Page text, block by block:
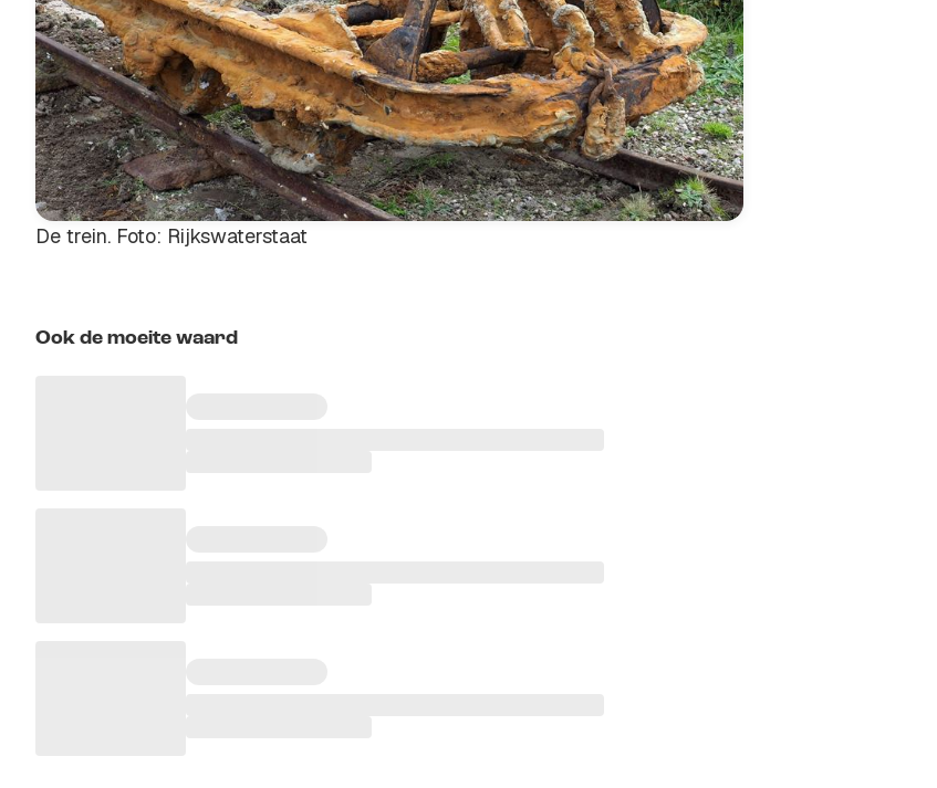
De trein. Foto: Rijkswaterstaat
Ook de moeite waard